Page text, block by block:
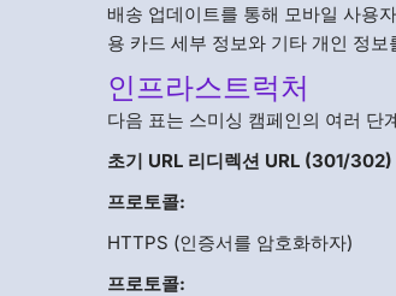
배송 업데이트를 통해 모바일 사용
용 카드 세부 정보와 기타 개인 정
인프라스트럭처
다음 표는 스미싱 캠페인의 여러 단
초기 URL 리디렉션 URL (301/
프로토콜:
HTTPS (인증서를 암호화하자)
프로토콜: